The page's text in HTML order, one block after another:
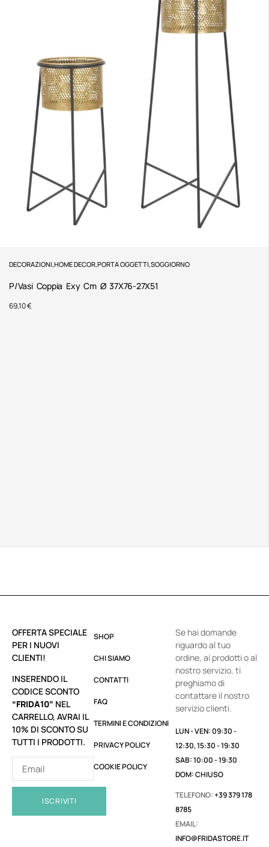
DECORAZIONI,HOME DECOR,PORTA OGGETTI,SOGGIORNO
P/Vasi Coppia Exy Cm Ø 37X76-27X51
69,10€
OFFERTA SPECIALE
PER I NUOVI
CLIENTI!
INSERENDO IL
CODICE SCONTO
“FRIDA10” NEL
CARRELLO, AVRAI IL
10% DI SCONTO SU
TUTTI I PRODOTTI.
ISCRIVITI
SHOP
CHI SIAMO
CONTATTI
FAQ
TERMINI E CONDIZIONI
PRIVACY POLICY
COOKIE POLICY
Se hai domande
riguardo al tuo
ordine, ai prodotti o al
nostro servizio, ti
preghiamo di
contattare il nostro
servizio clienti.
LUN - VEN: 09:30 -
12:30, 15:30 - 19:30
SAB: 10:00 - 19:30
DOM: CHIUSO
TELEFONO:+39 379 178
8785
EMAIL:
INFO@FRIDASTORE.IT